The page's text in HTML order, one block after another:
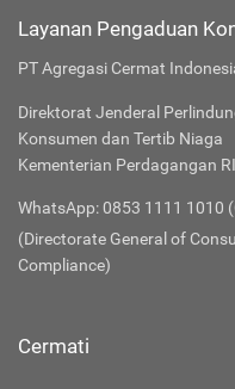
Layanan Pengaduan
PT Agregasi Cermat
Direktorat Jenderal
Konsumen dan Tertib Niaga
Kementerian Perdagangan RI
WhatsApp: 0853 1111 1010
(Directorate General of
Compliance)
Cermati